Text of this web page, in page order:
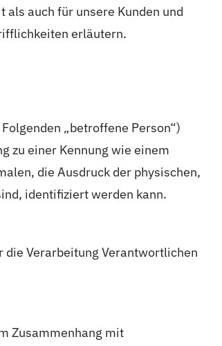
auch für unsere Kunden und
erläutern.
„betroffene Person“)
zu einer Kennung wie einem
die Ausdruck der physischen,
identifiziert werden kann.
Verarbeitung Verantwortlichen
Zusammenhang mit